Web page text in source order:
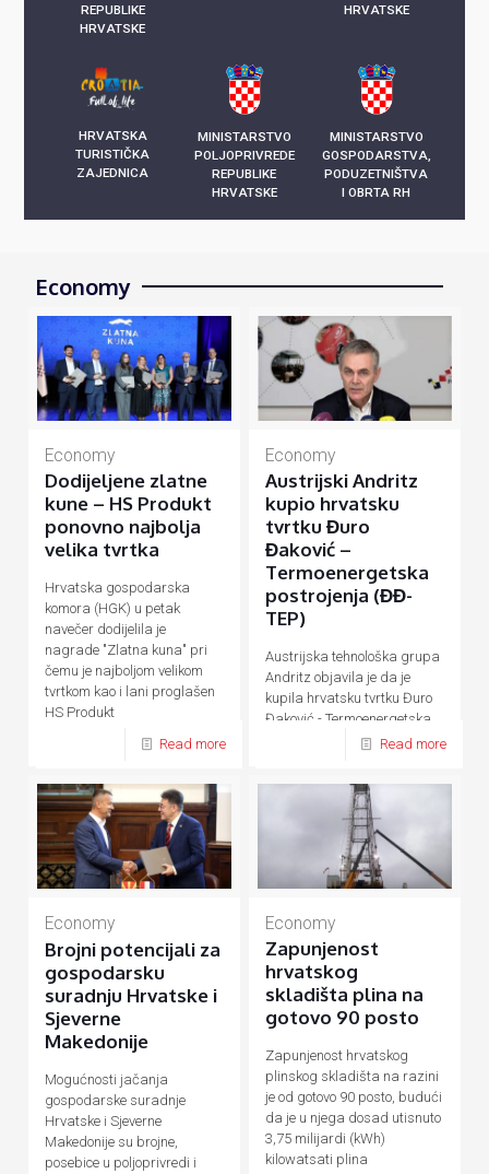
REPUBLIKE
HRVATSKE
HRVATSKE
HRVATSKA
TURISTIČKA
ZAJEDNICA
MINISTARSTVO
POLJOPRIVREDE
REPUBLIKE
HRVATSKE
MINISTARSTVO
GOSPODARSTVA,
PODUZETNIŠTVA
I OBRTA RH
Economy
Economy
Dodijeljene zlatne
kune – HS Produkt
ponovno najbolja
velika tvrtka
Hrvatska gospodarska
komora (HGK) u petak
navečer dodijelila je
nagrade "Zlatna kuna" pri
čemu je najboljom velikom
tvrtkom kao i lani proglašen
HS Produkt
Read more
Economy
Austrijski Andritz
kupio hrvatsku
tvrtku Đuro
Đaković –
Termoenergetska
postrojenja (ĐĐ-
TEP)
Austrijska tehnološka grupa
Andritz objavila je da je
kupila hrvatsku tvrtku Đuro
Đaković - Termoenergetska
postrojenja (ĐĐ-TEP)Read more
Economy
Brojni potencijali za
gospodarsku
suradnju Hrvatske i
Sjeverne
Makedonije
Mogućnosti jačanja
gospodarske suradnje
Hrvatske i Sjeverne
Makedonije su brojne,
posebice u poljoprivredi i
Economy
Zapunjenost
hrvatskog
skladišta plina na
gotovo 90 posto
Zapunjenost hrvatskog
plinskog skladišta na razini
je od gotovo 90 posto, budući
da je u njega dosad utisnuto
3,75 milijardi (kWh)
kilowatsati plina